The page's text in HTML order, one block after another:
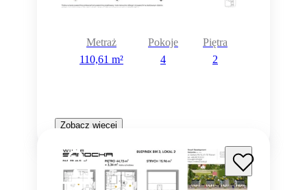
Metraż
110,61 m²
Pokoje
4
Piętra
2
Zobacz więcej